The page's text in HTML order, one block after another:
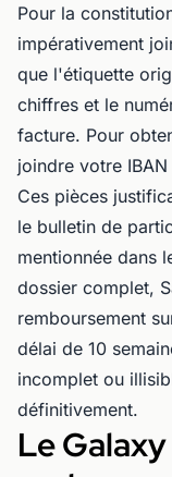
Pour la
impérativement
que l'étiquette
chiffres et le
facture. Pour
joindre votre IBAN
Ces pièces
le bulletin de
mentionnée dans
dossier complet,
remboursement
délai de 10
incomplet ou
définitivement.
Le